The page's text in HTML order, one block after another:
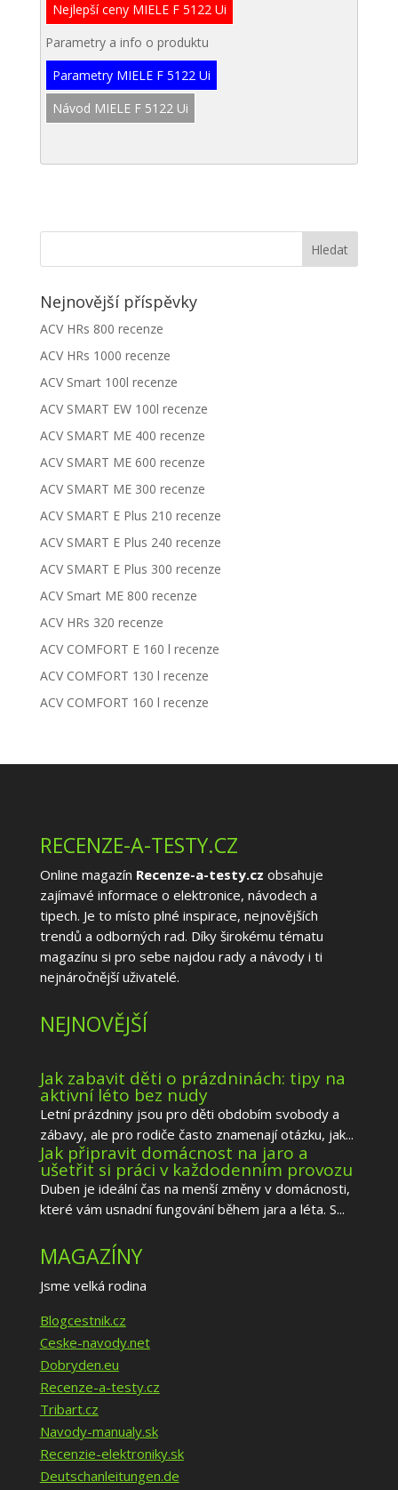
Nejlepší ceny MIELE F 5122 Ui
Parametry a info o produktu
Parametry MIELE F 5122 Ui
Návod MIELE F 5122 Ui
Nejnovější příspěvky
ACV HRs 800 recenze
ACV HRs 1000 recenze
ACV Smart 100l recenze
ACV SMART EW 100l recenze
ACV SMART ME 400 recenze
ACV SMART ME 600 recenze
ACV SMART ME 300 recenze
ACV SMART E Plus 210 recenze
ACV SMART E Plus 240 recenze
ACV SMART E Plus 300 recenze
ACV Smart ME 800 recenze
ACV HRs 320 recenze
ACV COMFORT E 160 l recenze
ACV COMFORT 130 l recenze
ACV COMFORT 160 l recenze
RECENZE-A-TESTY.CZ
Online magazín Recenze-a-testy.cz obsahuje
zajímavé informace o elektronice, návodech a
tipech. Je to místo plné inspirace, nejnovějších
trendů a odborných rad. Díky širokému tématu
magazínu si pro sebe najdou rady a návody i ti
nejnáročnější uživatelé.
NEJNOVĚJŠÍ
Jak zabavit děti o prázdninách: tipy na
aktivní léto bez nudy
Letní prázdniny jsou pro děti obdobím svobody a
zábavy, ale pro rodiče často znamenají otázku, jak...
Jak připravit domácnost na jaro a
ušetřit si práci v každodenním provozu
Duben je ideální čas na menší změny v domácnosti,
které vám usnadní fungování během jara a léta. S...
MAGAZÍNY
Jsme velká rodina
Blogcestnik.cz
Ceske-navody.net
Dobryden.eu
Recenze-a-testy.cz
Tribart.cz
Navody-manualy.sk
Recenzie-elektroniky.sk
Deutschanleitungen.de